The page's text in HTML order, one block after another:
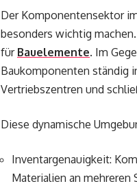
Der Komponentensektor
besonders wichtig
für Bauelemente. Im
Baukomponenten ständig
Vertriebszentren und
Diese dynamische
Inventargenauigkeit:
Materialien an mehreren